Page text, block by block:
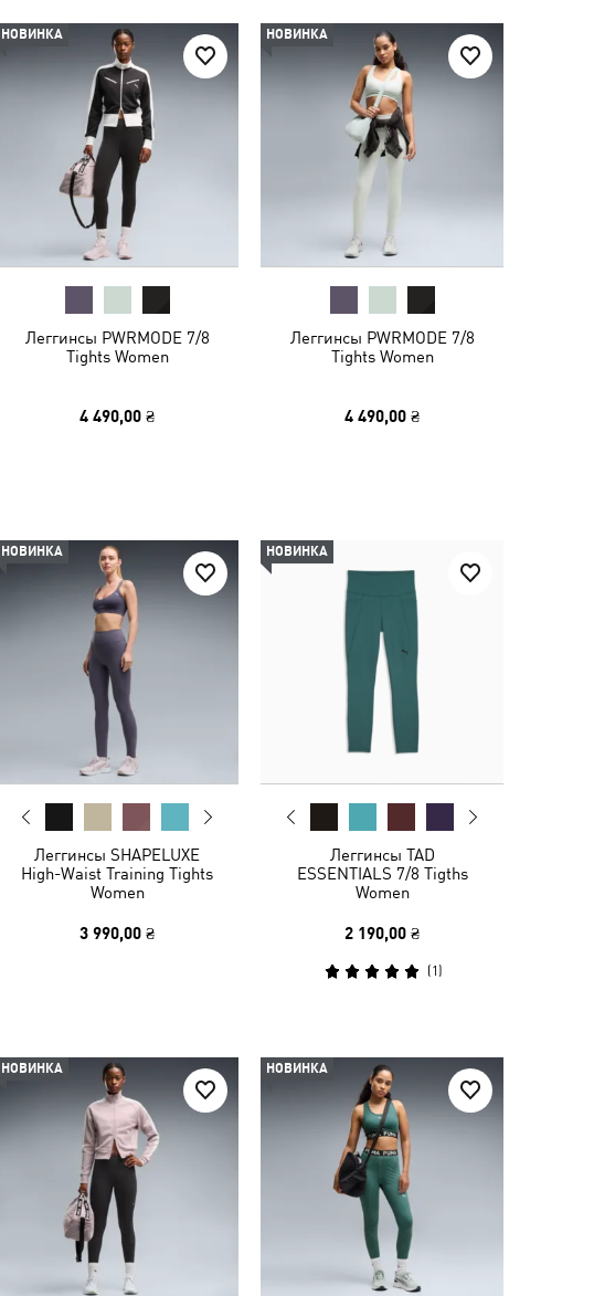
НОВИНКА
Леггинсы PWRMODE 7/8
Tights Women
4 490,00 ₴
НОВИНКА
Леггинсы PWRMODE 7/8
Tights Women
4 490,00 ₴
НОВИНКА
Леггинсы SHAPELUXE
High-Waist Training Tights
Women
3 990,00 ₴
НОВИНКА
Леггинсы TAD
ESSENTIALS 7/8 Tigths
Women
2 190,00 ₴
(1 )
НОВИНКА НОВИНКА